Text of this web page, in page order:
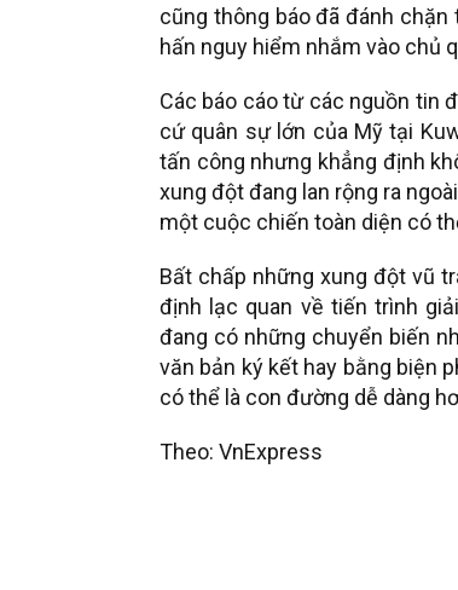
cũng thông báo đã đánh
hấn nguy hiểm nhắm vào chủ
Các báo cáo từ các nguồn tin
cứ quân sự lớn của Mỹ tại
tấn công nhưng khẳng định
xung đột đang lan rộng ra
một cuộc chiến toàn diện có
Bất chấp những xung đột vũ
định lạc quan về tiến trình
đang có những chuyển biến
văn bản ký kết hay bằng biện
có thể là con đường dễ dàng
Theo: VnExpress